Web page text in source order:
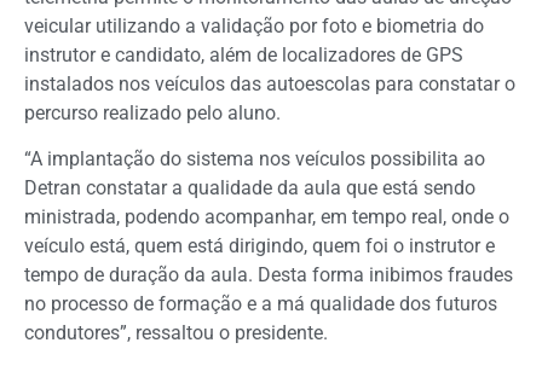
veicular utilizando a validação por foto e biometria do
instrutor e candidato, além de localizadores de GPS
instalados nos veículos das autoescolas para constatar o
percurso realizado pelo aluno.
“A implantação do sistema nos veículos possibilita ao
Detran constatar a qualidade da aula que está sendo
ministrada, podendo acompanhar, em tempo real, onde o
veículo está, quem está dirigindo, quem foi o instrutor e
tempo de duração da aula. Desta forma inibimos fraudes
no processo de formação e a má qualidade dos futuros
condutores”, ressaltou o presidente.